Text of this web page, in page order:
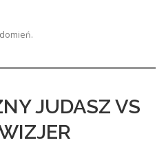
JUDASZ VS